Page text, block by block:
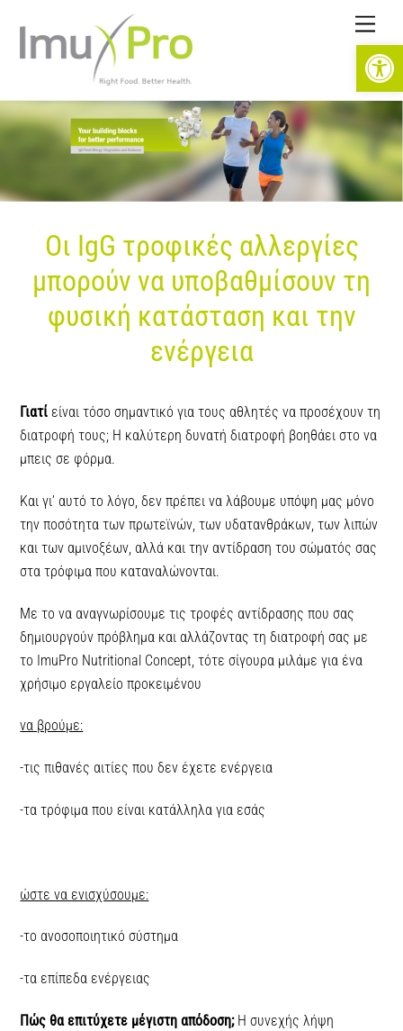
Open toolbar
content
Οι IgG τροφικές αλλεργίες
μπορούν να υποβαθμίσουν τη
φυσική κατάσταση και την
ενέργεια
Γιατί είναι τόσο σημαντικό για τους αθλητές να προσέχουν τη
διατροφή τους; Η καλύτερη δυνατή διατροφή βοηθάει στο να
μπεις σε φόρμα.
Και γι’ αυτό το λόγο, δεν πρέπει να λάβουμε υπόψη μας μόνο
την ποσότητα των πρωτεϊνών, των υδατανθράκων, των λιπών
και των αμινοξέων, αλλά και την αντίδραση του σώματός σας
στα τρόφιμα που καταναλώνονται.
Με το να αναγνωρίσουμε τις τροφές αντίδρασης που σας
δημιουργούν πρόβλημα και αλλάζοντας τη διατροφή σας με
το ImuPro Nutritional Concept, τότε σίγουρα μιλάμε για ένα
χρήσιμο εργαλείο προκειμένου
να βρούμε:
-τις πιθανές αιτίες που δεν έχετε ενέργεια
-τα τρόφιμα που είναι κατάλληλα για εσάς
ώστε να ενισχύσουμε:
-το ανοσοποιητικό σύστημα
-τα επίπεδα ενέργειας
Πώς θα επιτύχετε μέγιστη απόδοση; Η συνεχής λήψη